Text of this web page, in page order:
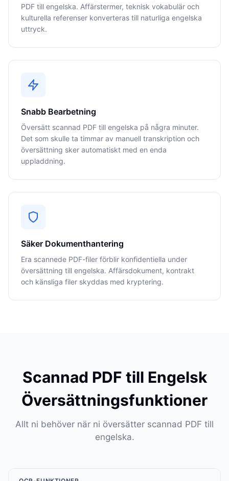
PDF till engelska. Affärstermer, teknisk vokabulär och
kulturella referenser konverteras till naturliga engelska
uttryck.
Snabb Bearbetning
Översätt scannad PDF till engelska på några minuter.
Det som skulle ta timmar av manuell transkription och
översättning sker automatiskt med en enda
uppladdning.
Säker Dokumenthantering
Era scannede PDF-filer förblir konfidentiella under
översättning till engelska. Affärsdokument, kontrakt
och känsliga filer skyddas med kryptering.
Scannad PDF till Engelsk
Översättningsfunktioner
Allt ni behöver när ni översätter scannad PDF till
engelska.